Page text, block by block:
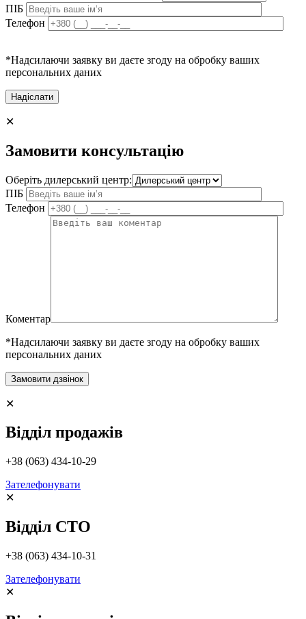
ПІБ
Телефон
*Надсилаючи заявку ви даєте згоду на обробку ваших
персональних даних
✕
Замовити консультацію
Оберіть дилерський центр:
ПІБ
Телефон
Коментар
*Надсилаючи заявку ви даєте згоду на обробку ваших
персональних даних
✕
Відділ продажів
+38 (063) 434-10-29
Зателефонувати
✕
Відділ СТО
+38 (063) 434-10-31
Зателефонувати
✕